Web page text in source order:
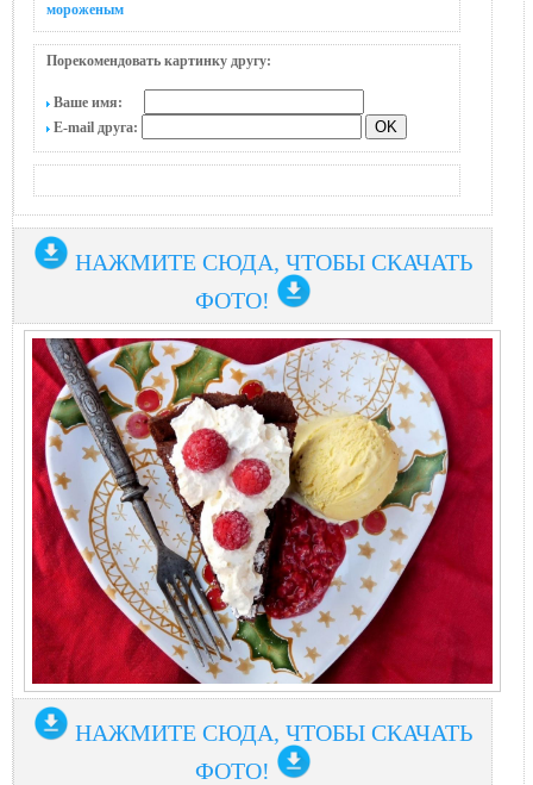
мороженым
Порекомендовать картинку другу:
Ваше имя:
E-mail друга:
НАЖМИТЕ СЮДА, ЧТОБЫ СКАЧАТЬ
ФОТО!
НАЖМИТЕ СЮДА, ЧТОБЫ СКАЧАТЬ
ФОТО!